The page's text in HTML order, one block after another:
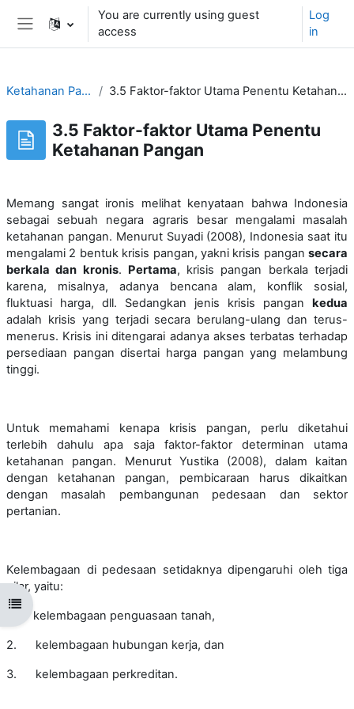
Skip to main content
Side panel
You are currently using guest
access
Log
in
Open course index
Ketahanan Pangan 3.5 Faktor-faktor Utama Penentu Ketahanan Pangan
3.5 Faktor-faktor Utama Penentu
Ketahanan Pangan
Memang sangat ironis melihat kenyataan bahwa Indonesia
sebagai sebuah negara agraris besar mengalami masalah
ketahanan pangan. Menurut Suyadi (2008), Indonesia saat itu
mengalami 2 bentuk krisis pangan, yakni krisis pangan secara
berkala dan kronis. Pertama, krisis pangan berkala terjadi
karena, misalnya, adanya bencana alam, konflik sosial,
fluktuasi harga, dll. Sedangkan jenis krisis pangan kedua
adalah krisis yang terjadi secara berulang-ulang dan terus-
menerus. Krisis ini ditengarai adanya akses terbatas terhadap
persediaan pangan disertai harga pangan yang melambung
tinggi.
Untuk memahami kenapa krisis pangan, perlu diketahui
terlebih dahulu apa saja faktor-faktor determinan utama
ketahanan pangan. Menurut Yustika (2008), dalam kaitan
dengan ketahanan pangan, pembicaraan harus dikaitkan
dengan masalah pembangunan pedesaan dan sektor
pertanian.
Kelembagaan di pedesaan setidaknya dipengaruhi oleh tiga
pilar, yaitu:
1.kelembagaan penguasaan tanah,
2. kelembagaan hubungan kerja, dan
3. kelembagaan perkreditan.